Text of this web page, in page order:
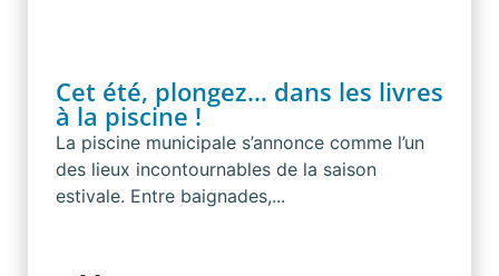
Cet été, plongez… dans les livres
à la piscine !
La piscine municipale s’annonce comme l’un
des lieux incontournables de la saison
estivale. Entre baignades,...